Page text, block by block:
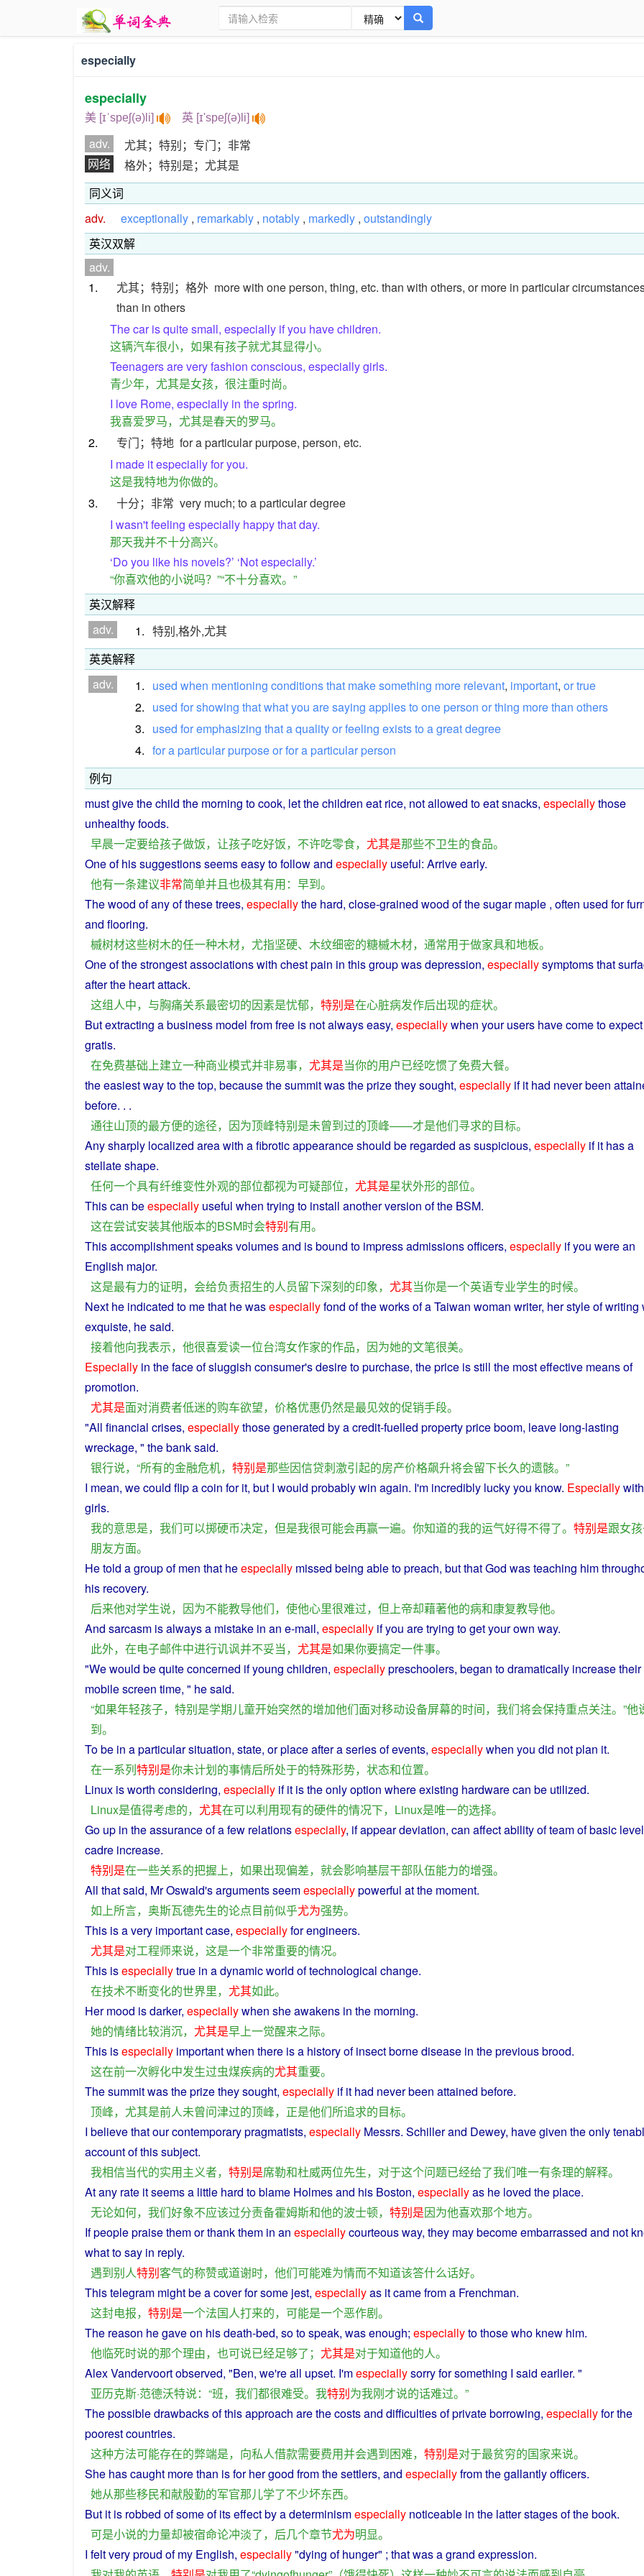
especially
especially
美 [ɪˈspeʃ(ə)li] 英 [ɪ'speʃ(ə)li]
adv.
尤其；特别；专门；非常
网络
格外；特别是；尤其是
同义词
adv.
exceptionally , remarkably , notably , markedly , outstandingly
英汉双解
adv.
1.
尤其；特别；格外 more with one person, thing, etc. than with others, or more in particular
than in others
The car is quite small, especially if you have children.
这辆汽车很小，如果有孩子就尤其显得小。
Teenagers are very fashion conscious, especially girls.
青少年，尤其是女孩，很注重时尚。
I love Rome, especially in the spring.
我喜爱罗马，尤其是春天的罗马。
2.
专门；特地 for a particular purpose, person, etc.
I made it especially for you.
这是我特地为你做的。
3.
十分；非常 very much; to a particular degree
I wasn't feeling especially happy that day.
那天我并不十分高兴。
‘Do you like his novels?’ ‘Not especially.’
“你喜欢他的小说吗？”“不十分喜欢。”
英汉解释
adv.
1. 特别,格外,尤其
英英解释
adv.
1. used when mentioning conditionsthat makesomething more relevant, important, ortrue
2. used forshowing thatwhatyou aresaying appliesto one person orthing morethan others
3. used foremphasizing thataqualityorfeeling existsto agreatdegree
4. fora particular purposeorfora particular person
例句
mustgivethechild the morning tocook, letthechildren eat rice, notallowed toeatsnacks, especiallythose
unhealthyfoods.
早晨一定要给孩子做饭， 让孩子吃好饭， 不许吃零食， 尤其是那些不卫生的食品。
Oneofhissuggestionsseemseasyto followand especially useful: Arriveearly.
他有一条建议非常简单并且也极其有用： 早到。
Thewood ofanyofthesetrees, especiallythe hard, close-grained wood of thesugar maple , often used for
and flooring.
槭树材这些树木的任一种木材， 尤指坚硬、 木纹细密的糖槭木材， 通常用于做家具和地板。
Oneofthestrongestassociationswith chestpain in thisgroupwasdepression, especiallysymptomsthat
afterthe heartattack.
这组人中， 与胸痛关系最密切的因素是忧郁， 特别是在心脏病发作后出现的症状。
But extracting abusiness model fromfree is notalwayseasy, especiallywhen your users havecome to expect
gratis.
在免费基础上建立一种商业模式并非易事， 尤其是当你的用户已经吃惯了免费大餐。
theeasiestwaytothetop, becausethesummitwastheprizetheysought, especially if it had never been
before. . .
通往山顶的最方便的途径， 因为顶峰特别是未曾到过的顶峰——才是他们寻求的目标。
Anysharply localized areawith afibroticappearanceshould be regarded as suspicious, especially if it hasa
stellateshape.
任何一个具有纤维变性外观的部位都视为可疑部位， 尤其是星状外形的部位。
Thiscan beespecially useful when trying to install anotherversion ofthe BSM.
这在尝试安装其他版本的BSM时会特别有用。
Thisaccomplishmentspeaksvolumes and isbound to impressadmissionsofficers, especially ifyou werean
English major.
这是最有力的证明， 会给负责招生的人员留下深刻的印象， 尤其当你是一个英语专业学生的时候。
Next he indicated to methat hewasespeciallyfond oftheworksof aTaiwan woman writer, herstyleofwriting
exquiste, hesaid.
接着他向我表示， 他很喜爱读一位台湾女作家的作品， 因为她的文笔很美。
Especially in thefaceofsluggish consumer'sdesiretopurchase, theprice isstill the mosteffective meansof
promotion.
尤其是面对消费者低迷的购车欲望， 价格优惠仍然是最见效的促销手段。
"All financial crises, especiallythosegenerated byacredit-fuelled propertypriceboom, leave long-lasting
wreckage, " thebanksaid.
银行说，“所有的金融危机， 特别是那些因信贷刺激引起的房产价格飙升将会留下长久的遗骸。”
I mean, wecould flipacoin for it, but I would probablywin again. I'm incredibly luckyyou know. Especiallywith
girls.
我的意思是， 我们可以掷硬币决定， 但是我很可能会再赢一遍。 你知道的我的运气好得不得了。 特别是跟女
朋友方面。
Hetold a groupof men that heespecially missed being abletopreach, butthatGod wasteaching him
his recovery.
后来他对学生说， 因为不能教导他们， 使他心里很难过， 但上帝却藉著他的病和康复教导他。
And sarcasm isalwaysa mistake in an e-mail, especially ifyou are trying togetyourown way.
此外， 在电子邮件中进行讥讽并不妥当， 尤其是如果你要搞定一件事。
"Wewould bequiteconcerned ifyoung children, especiallypreschoolers, began to dramatically increasetheir
mobilescreen time, " hesaid.
“如果年轻孩子， 特别是学期儿童开始突然的增加他们面对移动设备屏幕的时间， 我们将会保持重点关注。”他
到。
To be in aparticularsituation, state, orplaceaftera series ofevents, especiallywhen you did notplan it.
在一系列特别是你未计划的事情后所处于的特殊形势， 状态和位置。
Linux isworth considering, especially if it istheonlyoption whereexisting hardwarecan be utilized.
Linux是值得考虑的， 尤其在可以利用现有的硬件的情况下， Linux是唯一的选择。
Go up in theassuranceofa few relationsespecially, ifappeardeviation, can affectabilityofteamof basic level
cadre increase.
特别是在一些关系的把握上， 如果出现偏差， 就会影响基层干部队伍能力的增强。
All thatsaid, MrOswald'sargumentsseemespeciallypowerful at the moment.
如上所言， 奥斯瓦德先生的论点目前似乎尤为强势。
This isavery importantcase, especiallyforengineers.
尤其是对工程师来说， 这是一个非常重要的情况。
This isespeciallytrue in adynamicworld oftechnological change.
在技术不断变化的世界里， 尤其如此。
Hermood isdarker, especiallywhen sheawakens in the morning.
她的情绪比较消沉， 尤其是早上一觉醒来之际。
This isespecially importantwhen there isa historyof insectbornedisease in thepreviousbrood.
这在前一次孵化中发生过虫煤疾病的尤其重要。
Thesummitwastheprizetheysought, especially if it had never been attained before.
顶峰， 尤其是前人未曾问津过的顶峰， 正是他们所追求的目标。
I believethatourcontemporarypragmatists, especially Messrs. Schillerand Dewey, havegiven theonly
accountofthissubject.
我相信当代的实用主义者， 特别是席勒和杜威两位先生， 对于这个问题已经给了我们唯一有条理的解释。
At any rate itseemsa little hard toblame Holmesand his Boston, especiallyas he loved theplace.
无论如何， 我们好象不应该过分责备霍姆斯和他的波士顿， 特别是因为他喜欢那个地方。
Ifpeoplepraisethemorthankthem in an especiallycourteousway, they maybecomeembarrassed and not
whatto say in reply.
遇到别人特别客气的称赞或道谢时， 他们可能难为情而不知道该答什么话好。
Thistelegram mightbeacoverfor some jest, especiallyas itcamefroma Frenchman.
这封电报， 特别是一个法国人打来的， 可能是一个恶作剧。
The reason hegaveon hisdeath-bed, so tospeak, wasenough; especiallyto thosewho knew him.
他临死时说的那个理由， 也可说已经足够了 ； 尤其是对于知道他的人。
Alex Vandervoort observed, "Ben, we'reall upset. I'mespeciallysorryforsomething I said earlier. "
亚历克斯·范德沃特说：“班， 我们都很难受。 我特别为我刚才说的话难过。”
Thepossibledrawbacksofthisapproach arethecostsand difficultiesofprivateborrowing, especiallyforthe
poorestcountries.
这种方法可能存在的弊端是， 向私人借款需要费用并会遇到困难， 特别是对于最贫穷的国家来说。
She has caught morethan is for hergood fromthesettlers, and especiallyfromthegallantlyofficers.
她从那些移民和献殷勤的军官那儿学了不少坏东西。
But it is robbed ofsome of its effect byadeterminismespecially noticeable in the latterstages of thebook.
可是小说的力量却被宿命论冲淡了， 后几个章节尤为明显。
I feltveryproud ofmy English, especially"dying ofhunger" ; that wasagrand expression.